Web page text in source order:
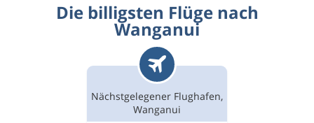
Die billigsten Flüge nach
Wanganui
Nächstgelegener Flughafen,
Wanganui